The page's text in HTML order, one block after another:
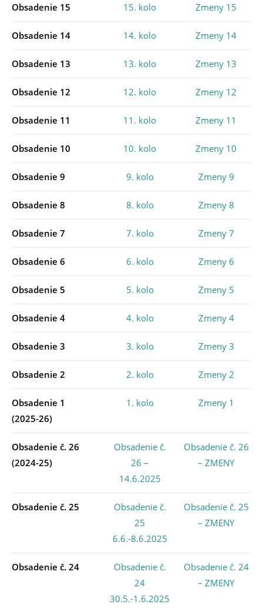
Obsadenie 15 15. kolo Zmeny 15
Obsadenie 14 14. kolo Zmeny 14
Obsadenie 13 13. kolo Zmeny 13
Obsadenie 12 12. kolo Zmeny 12
Obsadenie 11 11. kolo Zmeny 11
Obsadenie 10 10. kolo Zmeny 10
Obsadenie 9 9. kolo Zmeny 9
Obsadenie 8 8. kolo Zmeny 8
Obsadenie 7 7. kolo Zmeny 7
Obsadenie 6 6. kolo Zmeny 6
Obsadenie 5 5. kolo Zmeny 5
Obsadenie 4 4. kolo Zmeny 4
Obsadenie 3 3. kolo Zmeny 3
Obsadenie 2 2. kolo Zmeny 2
Obsadenie 1
(2025-26)
1. kolo Zmeny 1
Obsadenie č. 26
(2024-25)
Obsadenie č.
26 –
14.6.2025
Obsadenie č. 26
– ZMENY
Obsadenie č. 25
Obsadenie č.
25
6.6.-8.6.2025
Obsadenie č. 25
– ZMENY
Obsadenie č. 24
Obsadenie č.
24
30.5.-1.6.2025
Obsadenie č. 24
– ZMENY